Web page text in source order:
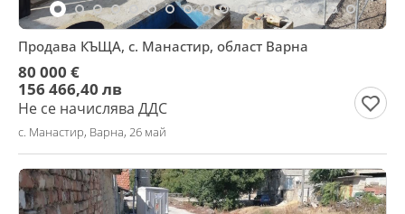
Продава КЪЩА, с. Манастир, област Варна
80 000 €
156 466,40 лв
Не се начислява ДДС
с. Манастир, Варна, 26 май